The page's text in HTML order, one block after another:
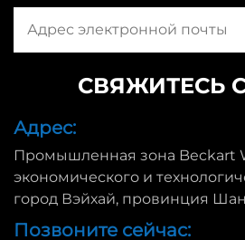
СВЯЖИТЕСЬ
Адрес:
Промышленная зона Beckart
экономического и
город Вэйхай, провинция
Позвоните сейчас: